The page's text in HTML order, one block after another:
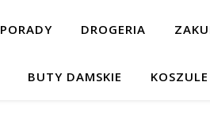
PORADY DROGERIA
BUTY DAMSKIE